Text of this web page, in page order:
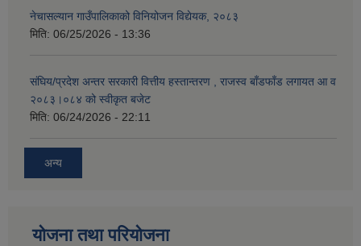
नेचासल्यान गाउँपालिकाको विनियोजन विद्येयक, २०८३
मिति: 06/25/2026 - 13:36
संघिय/प्रदेश अन्तर सरकारी वित्तीय हस्तान्तरण , राजस्व बाँडफाँड लगायत आ व
२०८३।०८४ को स्वीकृत बजेट
मिति: 06/24/2026 - 22:11
अन्य
योजना तथा परियोजना